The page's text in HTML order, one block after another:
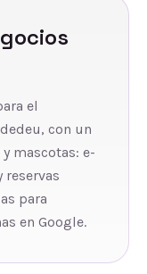
el
con un
mascotas: e-
para
en Google.